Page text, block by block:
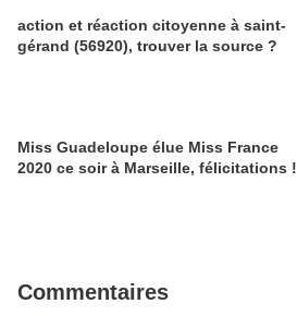
action et réaction citoyenne à saint-
gérand (56920), trouver la source ?
Miss Guadeloupe élue Miss France
2020 ce soir à Marseille, félicitations !
Commentaires